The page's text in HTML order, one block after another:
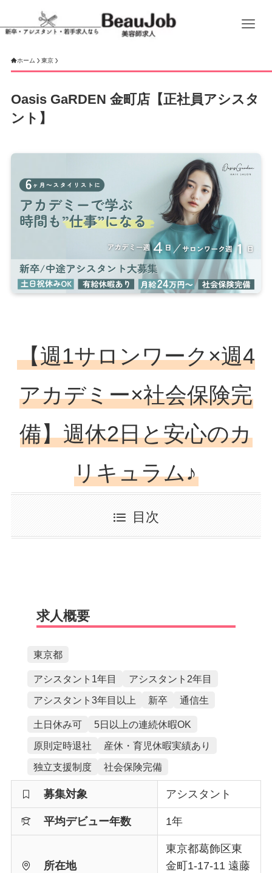
ホーム 東京
Oasis GaRDEN 金町店【正社員アシスタ
ント】
【週1サロンワーク×週4
アカデミー×社会保険完
備】週休2日と安心のカ
リキュラム♪
目次
求人概要
東京都
アシスタント1年目
アシスタント2年目
アシスタント3年目以上
新卒 通信生
土日休み可
5日以上の連続休暇OK
原則定時退社
産休・育児休暇実績あり
独立支援制度
社会保険完備
募集対象 アシスタント
平均デビュー年数 1年
所在地
東京都葛飾区東
金町1-17-11 遠藤